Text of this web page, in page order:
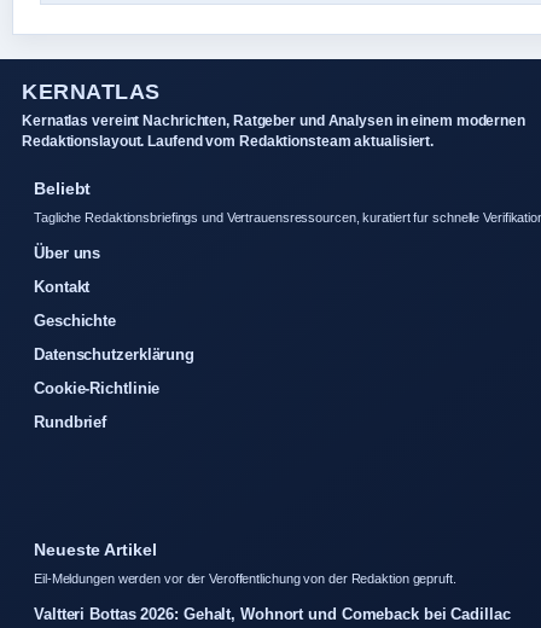
KERNATLAS
Kernatlas vereint Nachrichten, Ratgeber und Analysen in einem modernen
Redaktionslayout. Laufend vom Redaktionsteam aktualisiert.
Beliebt
Tagliche Redaktionsbriefings und Vertrauensressourcen, kuratiert fur schnelle
Über uns
Kontakt
Geschichte
Datenschutzerklärung
Cookie-Richtlinie
Rundbrief
Neueste Artikel
Eil-Meldungen werden vor der Veroffentlichung von der Redaktion gepruft.
Valtteri Bottas 2026: Gehalt, Wohnort und Comeback bei Cadillac